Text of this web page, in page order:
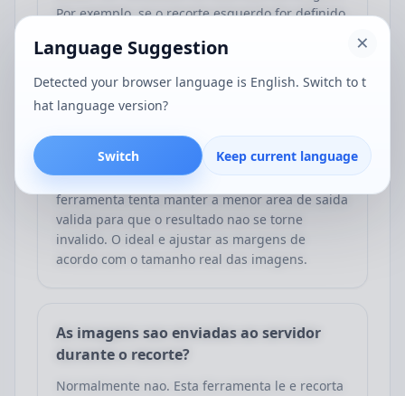
Por exemplo, se o recorte esquerdo for definido
esquerdo de cada imagem.
forem muito altos?
Se os valores de recorte forem muito altos, a
ferramenta tenta manter a menor area de saida
valida para que o resultado nao se torne
invalido. O ideal e ajustar as margens de
acordo com o tamanho real das imagens.
As imagens sao enviadas ao servidor
durante o recorte?
Normalmente nao. Esta ferramenta le e recorta
Language Suggestion
Detected your browser language is English. Switch to t
hat language version?
Switch Keep current language